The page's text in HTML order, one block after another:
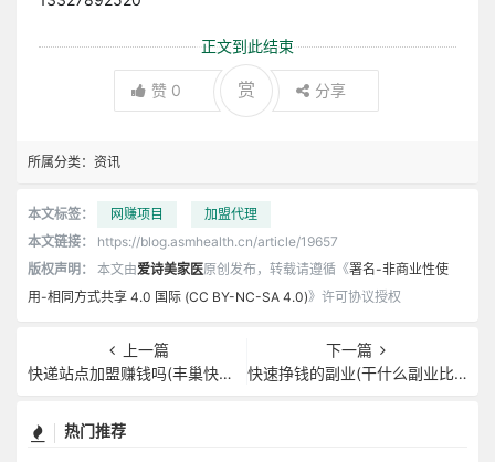
正文到此结束
赞 0 赏 分享
所属分类： 资讯
本文标签： 网赚项目
加盟代理
本文链接：
https://blog.asmhealth.cn/article/19657
版权声明：
本文由爱诗美家医原创发布，转载请遵循《署名-非商业性使
用-相同方式共享 4.0 国际 (CC BY-NC-SA 4.0)》许可协议授权
上一篇
快递站点加盟赚钱吗(丰巢快递柜加盟赚钱)
下一篇
快速挣钱的副业(干什么副业比较挣钱)
热门推荐